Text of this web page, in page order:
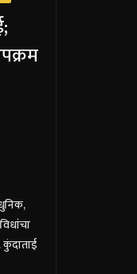
कुंदाताई